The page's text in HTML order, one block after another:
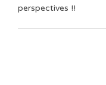
perspectives !!